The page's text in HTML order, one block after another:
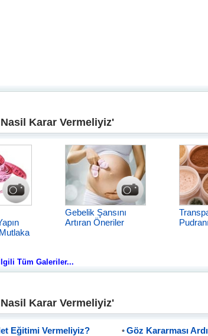
Karar Vermeliyiz'
Gebelik Şansını
Artıran Öneriler
Tüm Galeriler...
Karar Vermeliyiz'
Eğitimi Vermeliyiz? Göz Kararması